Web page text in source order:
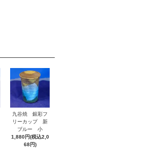
九谷焼 銀彩フ
リーカップ 新
ブルー 小
1,880円(税込2,0
68円)